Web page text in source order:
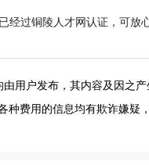
经过铜陵人才网认证，可放
用户发布，其内容及因之
种费用的信息均有欺诈嫌疑